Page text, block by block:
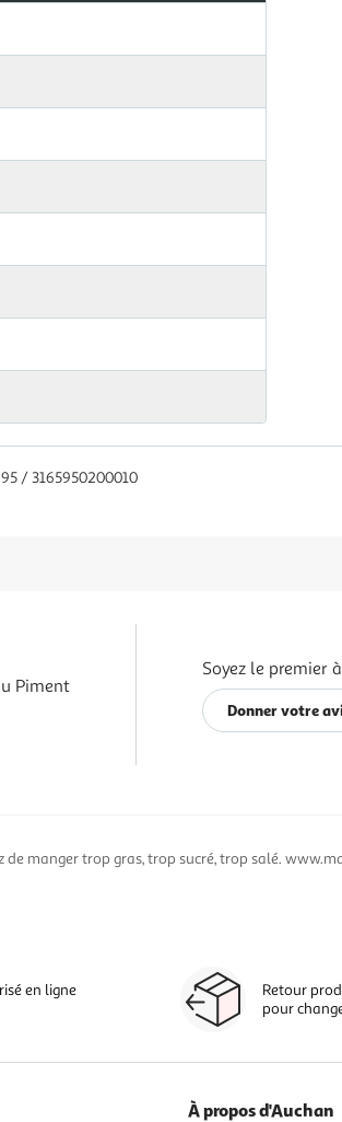
/ 3165950200010
Piment
Soyez le premier
Donner votre
de manger trop gras, trop sucré, trop salé.
en ligne
Retour
pour
À propos d'Auchan